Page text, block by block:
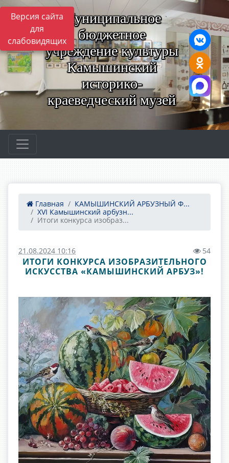
Версия сайта
для
слабовидящих
Муниципальное
бюджетное
учреждение культуры
Камышинский
историко-
краеведческий музей
Главная
КАМЫШИНСКИЙ АРБУЗНЫЙ Ф...
XVI Камышинский арбузн...
Итоги конкурса изобраз...
21.08.2024 10:16 54
ИТОГИ КОНКУРСА ИЗОБРАЗИТЕЛЬНОГО
ИСКУССТВА «КАМЫШИНСКИЙ АРБУЗ»!